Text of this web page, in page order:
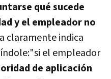
qué sucede
y el empleador no
claramente indica
el empleador
de aplicación